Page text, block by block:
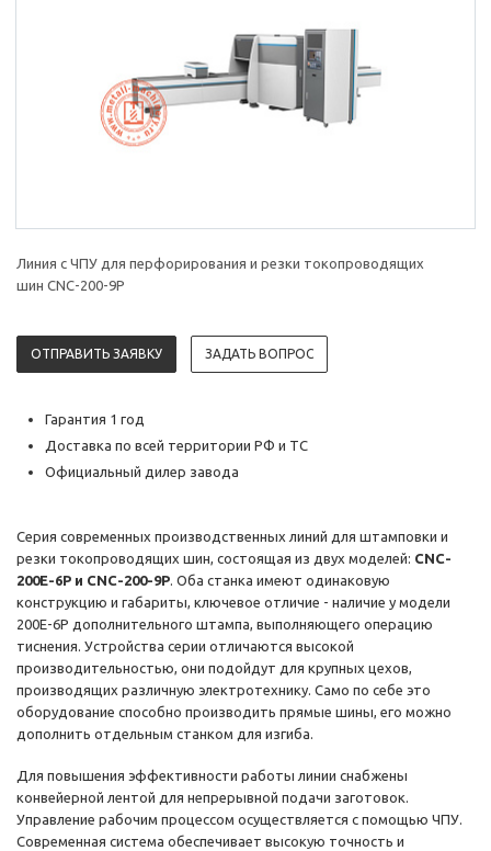
Линия с ЧПУ для перфорирования и резки токопроводящих
шин CNC-200-9P
ОТПРАВИТЬ ЗАЯВКУ ЗАДАТЬ ВОПРОС
Гарантия 1 год
Доставка по всей территории РФ и ТС
Официальный дилер завода
Серия современных производственных линий для штамповки и
резки токопроводящих шин, состоящая из двух моделей: CNC-
200E-6P и CNC-200-9P. Оба станка имеют одинаковую
конструкцию и габариты, ключевое отличие - наличие у модели
200E-6P дополнительного штампа, выполняющего операцию
тиснения. Устройства серии отличаются высокой
производительностью, они подойдут для крупных цехов,
производящих различную электротехнику. Само по себе это
оборудование способно производить прямые шины, его можно
дополнить отдельным станком для изгиба.
Для повышения эффективности работы линии снабжены
конвейерной лентой для непрерывной подачи заготовок.
Управление рабочим процессом осуществляется с помощью ЧПУ.
Современная система обеспечивает высокую точность и